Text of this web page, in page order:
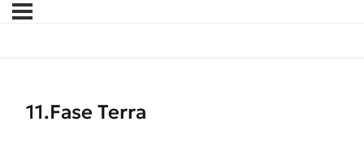
11.Fase Terra